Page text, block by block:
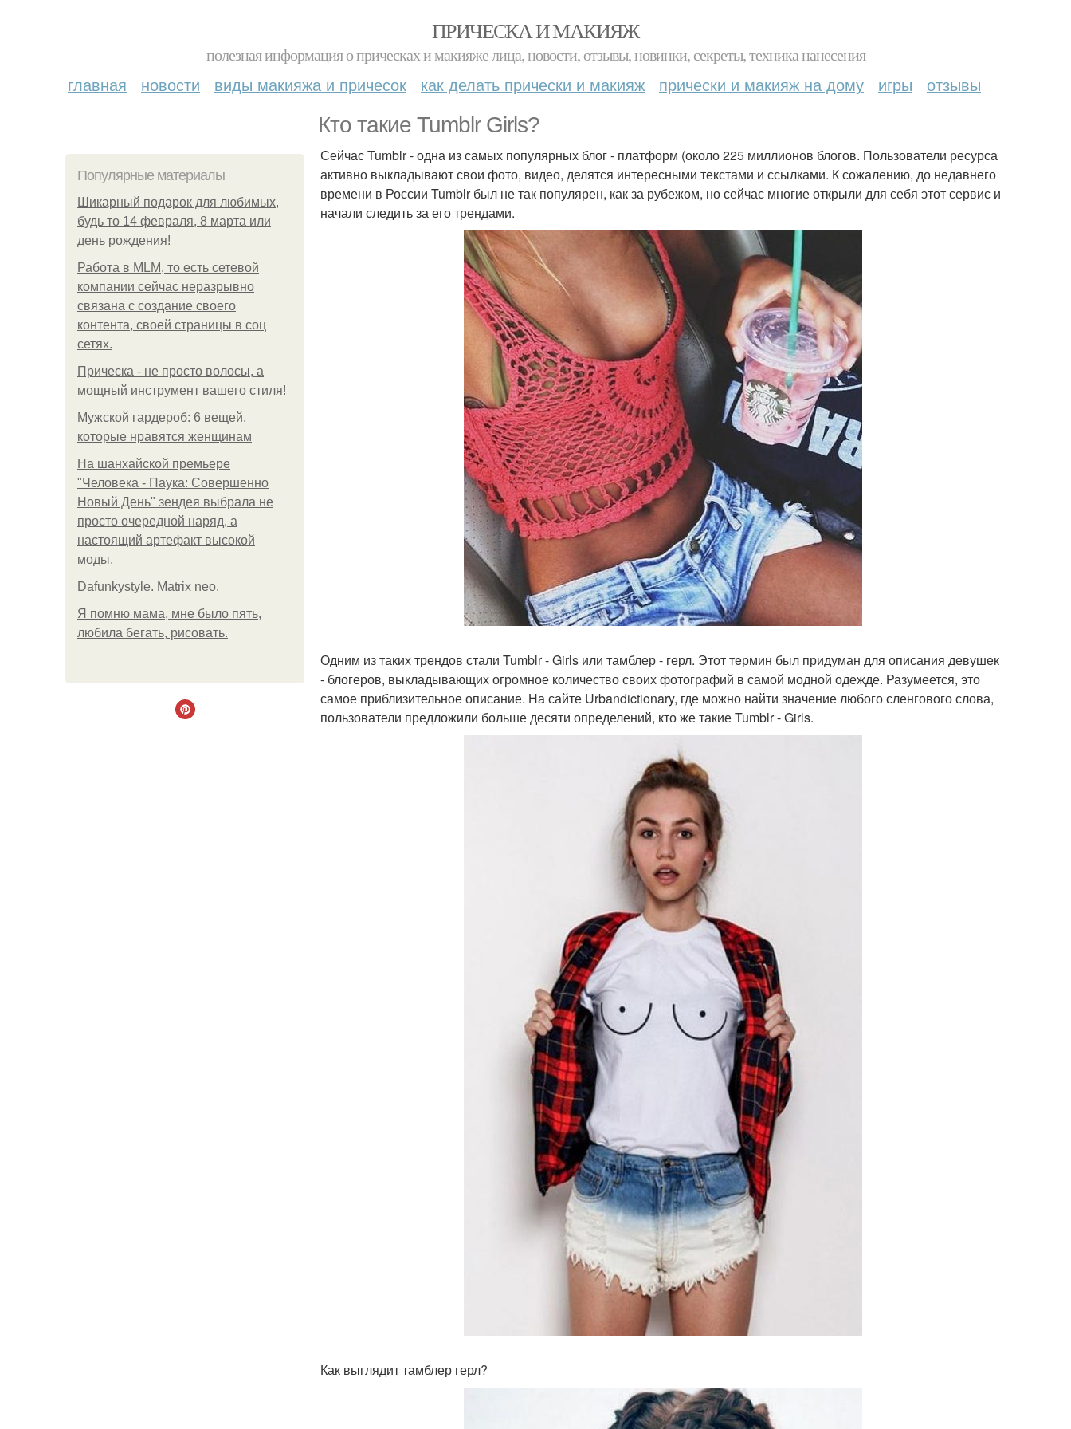
ПРИЧЕСКА И МАКИЯЖ
полезная информация о прическах и макияже лица, новости, отзывы, новинки, секреты, техника нанесения
главная новости виды макияжа и причесок как делать прически и макияж прически и макияж на дому игры отзывы
Кто такие Tumblr Girls?
Популярные материалы
Шикарный подарок для любимых,
будь то 14 февраля, 8 марта или
день рождения!
Работа в MLM, то есть сетевой
компании сейчас неразрывно
связана с создание своего
контента, своей страницы в соц
сетях.
Прическа - не просто волосы, а
мощный инструмент вашего стиля!
Мужской гардероб: 6 вещей,
которые нравятся женщинам
На шанхайской премьере
"Человека - Паука: Совершенно
Новый День" зендея выбрала не
просто очередной наряд, а
настоящий артефакт высокой
моды.
Dafunkystyle. Matrix neo.
Я помню мама, мне было пять,
любила бегать, рисовать.
Сейчас Tumblr - одна из самых популярных блог - платформ (около 225 миллионов блогов. Пользователи ресурса
активно выкладывают свои фото, видео, делятся интересными текстами и ссылками. К сожалению, до недавнего
времени в России Tumblr был не так популярен, как за рубежом, но сейчас многие открыли для себя этот сервис и
начали следить за его трендами.
Одним из таких трендов стали Tumblr - Girls или тамблер - герл. Этот термин был придуман для описания девушек
- блогеров, выкладывающих огромное количество своих фотографий в самой модной одежде. Разумеется, это
самое приблизительное описание. На сайте Urbandictionary, где можно найти значение любого сленгового слова,
пользователи предложили больше десяти определений, кто же такие Tumblr - Girls.
Как выглядит тамблер герл?